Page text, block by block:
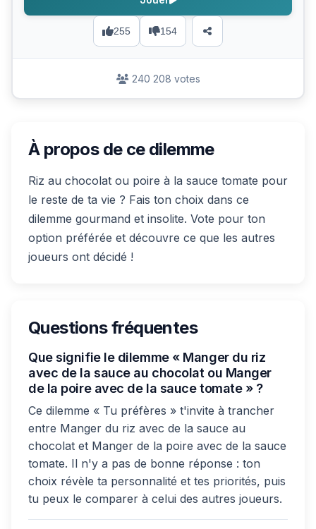
255 154
240 208 votes
À propos de ce dilemme
Riz au chocolat ou poire à la sauce tomate pour
le reste de ta vie ? Fais ton choix dans ce
dilemme gourmand et insolite. Vote pour ton
option préférée et découvre ce que les autres
joueurs ont décidé !
Questions fréquentes
Que signifie le dilemme « Manger du riz
avec de la sauce au chocolat ou Manger
de la poire avec de la sauce tomate » ?
Ce dilemme « Tu préfères » t'invite à trancher
entre Manger du riz avec de la sauce au
chocolat et Manger de la poire avec de la sauce
tomate. Il n'y a pas de bonne réponse : ton
choix révèle ta personnalité et tes priorités, puis
tu peux le comparer à celui des autres joueurs.